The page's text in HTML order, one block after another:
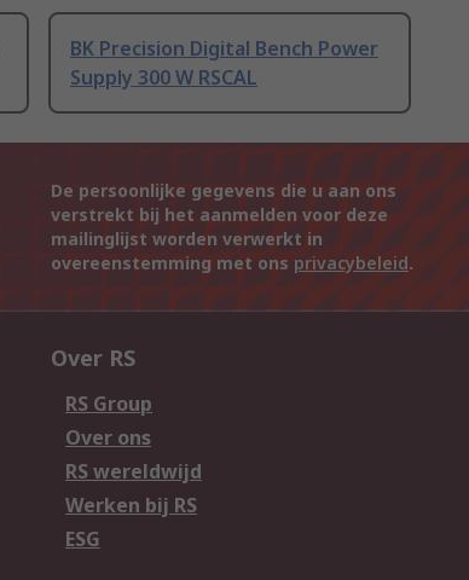
BK Precision Digital Bench Power
Supply 300 W RSCAL
De persoonlijke gegevens die u aan ons
verstrekt bij het aanmelden voor deze
mailinglijst worden verwerkt in
overeenstemming met ons privacybeleid.
Over RS
RS Group
Over ons
RS wereldwijd
Werken bij RS
ESG